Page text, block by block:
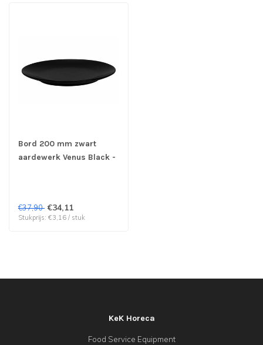
Bord 200 mm zwart
aardewerk Venus Black -
€37,90 €34,11
Stukprijs: €3,16 / stuk
KeK Horeca
Food Service Equipment